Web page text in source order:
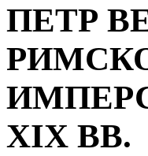
ПЕТР
ХIХ ВВ.